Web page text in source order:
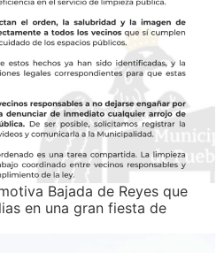
Bajada de Reyes que
en una gran fiesta de